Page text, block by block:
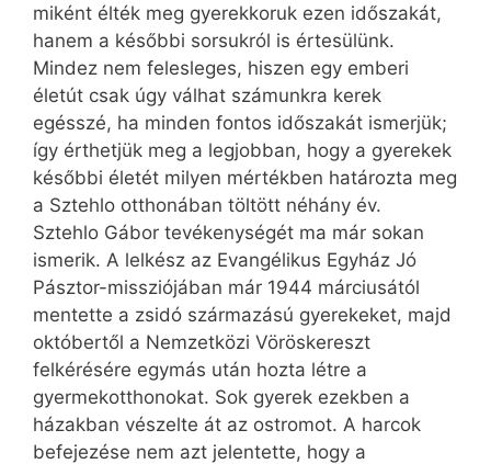
miként élték meg gyerekkoruk ezen időszakát,
hanem a későbbi sorsukról is értesülünk.
Mindez nem felesleges, hiszen egy emberi
életút csak úgy válhat számunkra kerek
egésszé, ha minden fontos időszakát ismerjük;
így érthetjük meg a legjobban, hogy a gyerekek
későbbi életét milyen mértékben határozta meg
a Sztehlo otthonában töltött néhány év.
Sztehlo Gábor tevékenységét ma már sokan
ismerik. A lelkész az Evangélikus Egyház Jó
Pásztor-missziójában már 1944 márciusától
mentette a zsidó származású gyerekeket, majd
októbertől a Nemzetközi Vöröskereszt
felkérésére egymás után hozta létre a
gyermekotthonokat. Sok gyerek ezekben a
házakban vészelte át az ostromot. A harcok
befejezése nem azt jelentette, hogy a